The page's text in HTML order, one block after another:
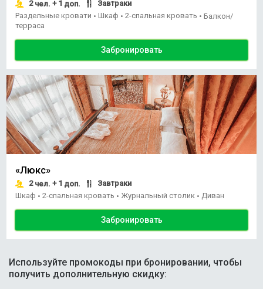
2чел. + 1 доп.
Завтраки
Раздельные кровати • Шкаф • 2-спальная кровать • Балкон/
терраса
Забронировать
«Люкс»
2чел. + 1 доп.
Завтраки
Шкаф • 2-спальная кровать • Журнальный столик • Диван
Забронировать
Используйте промокоды при бронировании, чтобы
получить дополнительную скидку: